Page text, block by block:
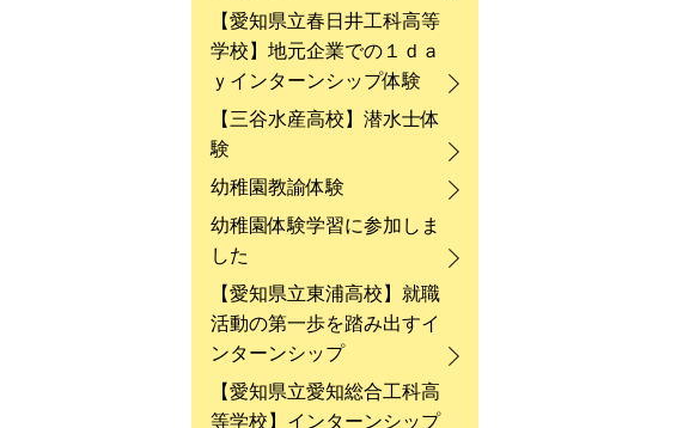
【愛知県立春日井工科高等
学校】地元企業での１ｄａ
ｙインターンシップ体験
【三谷水産高校】潜水士体
験
幼稚園教諭体験
幼稚園体験学習に参加しま
した
【愛知県立東浦高校】就職
活動の第一歩を踏み出すイ
ンターンシップ
【愛知県立愛知総合工科高
等学校】インターンシップ